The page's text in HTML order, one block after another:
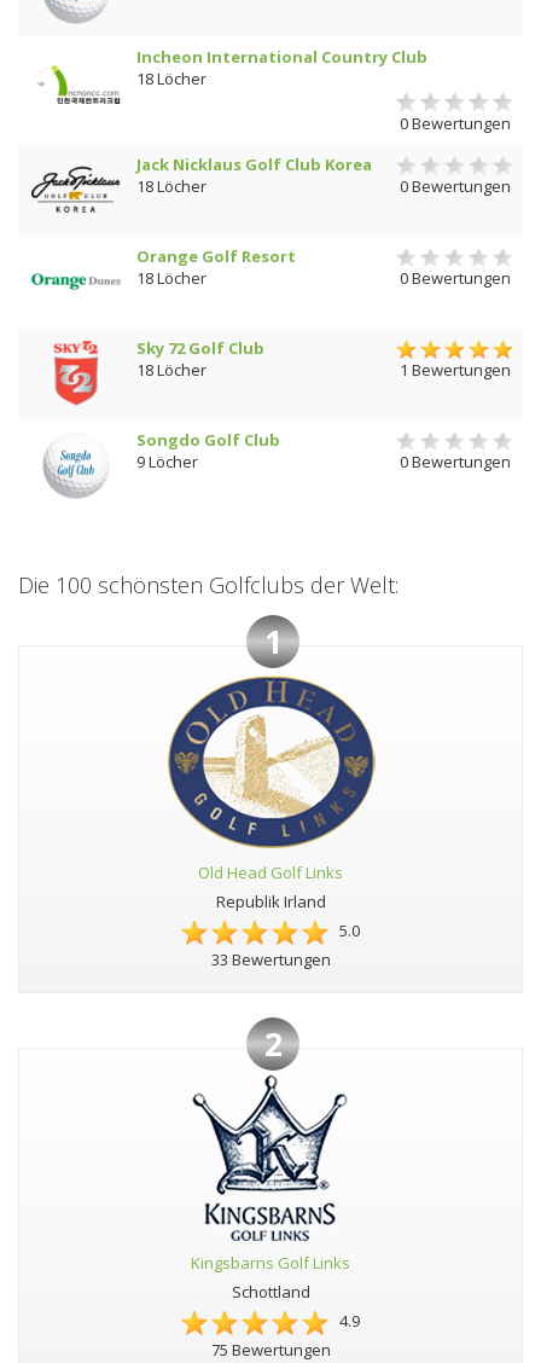
Incheon International Country Club
18 Löcher
0 Bewertungen
Jack Nicklaus Golf Club Korea
18 Löcher
0 Bewertungen
Orange Golf Resort
18 Löcher
0 Bewertungen
Sky 72 Golf Club
18 Löcher
1 Bewertungen
Songdo Golf Club
9 Löcher
0 Bewertungen
Die 100 schönsten Golfclubs der Welt:
1
Old Head Golf Links
Republik Irland
5.0
33 Bewertungen
2
Kingsbarns Golf Links
Schottland
4.9
75 Bewertungen